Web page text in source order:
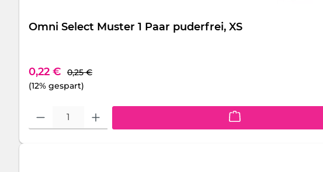
Omni Select Muster 1 Paar puderfrei, XS
Verkaufspreis:
0,22 € Regulärer Preis:
0,25 €
(12% gespart)
Produkt Anzahl: Gib den gewünschten Wert ein oder benutze die Schaltflächen um